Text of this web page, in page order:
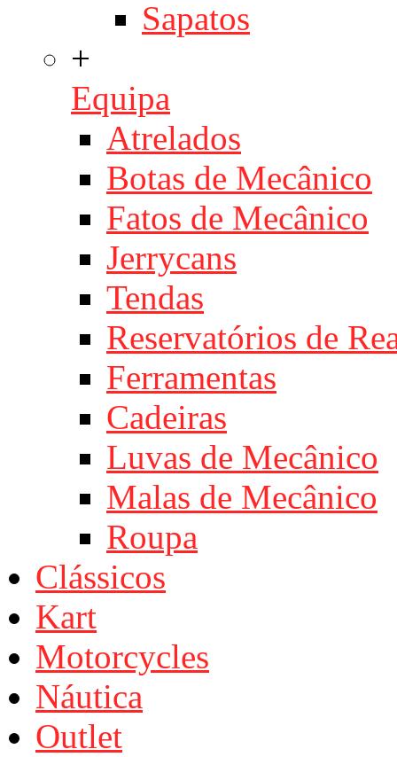
Sapatos
+
Equipa
Atrelados
Botas de Mecânico
Fatos de Mecânico
Jerrycans
Tendas
Reservatórios de
Ferramentas
Cadeiras
Luvas de Mecânico
Malas de Mecânico
Roupa
Clássicos
Kart
Motorcycles
Náutica
Outlet